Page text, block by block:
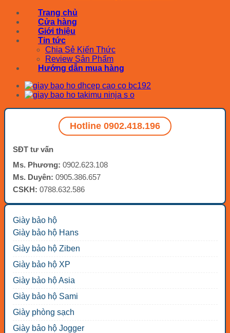
Trang chủ
Cửa hàng
Giới thiệu
Tin tức
Chia Sẻ Kiến Thức
Review Sản Phẩm
Hướng dẫn mua hàng
Hotline 0902.418.196
SĐT tư vấn
Ms. Phương: 0902.623.108
Ms. Duyên: 0905.386.657
CSKH: 0788.632.586
Giày bảo hộ
Giày bảo hộ Hans
Giày bảo hộ Ziben
Giày bảo hộ XP
Giày bảo hộ Asia
Giày bảo hộ Sami
Giày phòng sạch
Giày bảo hộ Jogger